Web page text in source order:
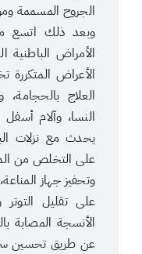
الجروح المسممة
وبعد ذلك اتسع
الأمراض الباطنية
الأعراض
العلاج
النسا، وآلام
يحدث مع نزلات
على التخلص من
وتحفيز جهاز
على تقليل التوتر
الأنسجة المصابة
عن طريق تحسين